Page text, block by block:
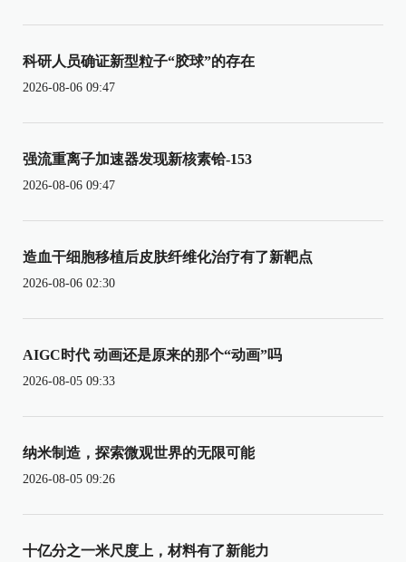
科研人员确证新型粒子“胶球”的存在
2026-08-06 09:47
强流重离子加速器发现新核素铪-153
2026-08-06 09:47
造血干细胞移植后皮肤纤维化治疗有了新靶点
2026-08-06 02:30
AIGC时代 动画还是原来的那个“动画”吗
2026-08-05 09:33
纳米制造，探索微观世界的无限可能
2026-08-05 09:26
十亿分之一米尺度上，材料有了新能力